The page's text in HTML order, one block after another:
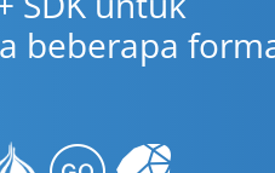
beberapa